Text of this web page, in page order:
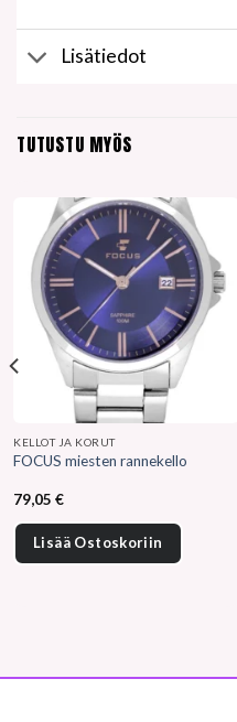
Lisätiedot
TUTUSTU MYÖS
KELLOT JA KORUT
FOCUS miesten rannekello
79,05€
Lisää Ostoskoriin